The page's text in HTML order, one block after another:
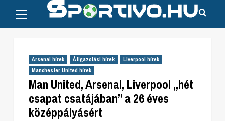
content
Menu
Arsenal hírek Átigazolási hírek
Liverpool hírek
Manchester United hírek
Man United, Arsenal, Liverpool „hét
csapat csatájában” a 26 éves
középpályásért